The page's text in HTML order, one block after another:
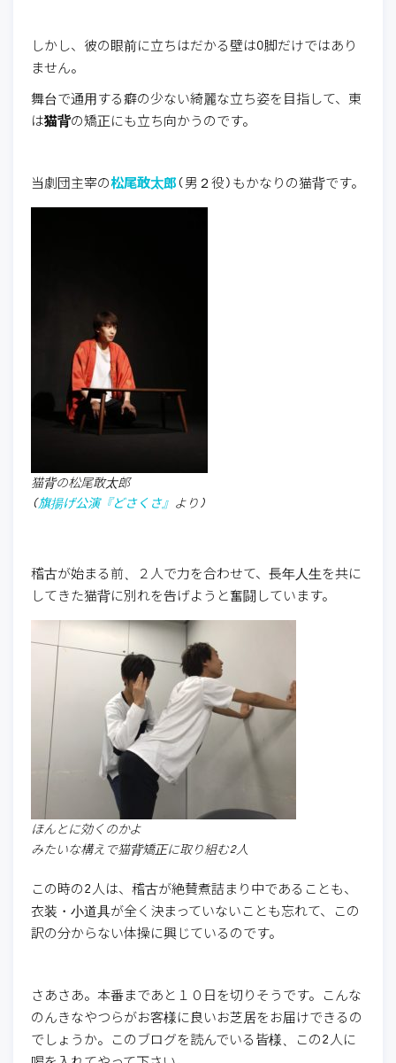
しかし、彼の眼前に立ちはだかる壁はO脚だけではあり
ません。
舞台で通用する癖の少ない綺麗な立ち姿を目指して、東
は猫背の矯正にも立ち向かうのです。
当劇団主宰の松尾敢太郎 (男２役)もかなりの猫背です。
猫背の松尾敢太郎
(旗揚げ公演『どさくさ』 より)
稽古が始まる前、２人で力を合わせて、長年人生を共に
してきた猫背に別れを告げようと奮闘しています。
ほんとに効くのかよ
みたいな構えで猫背矯正に取り組む2人
この時の2人は、稽古が絶賛煮詰まり中であることも、
衣装・小道具が全く決まっていないことも忘れて、この
訳の分からない体操に興じているのです。
さあさあ。本番まであと１０日を切りそうです。こんな
のんきなやつらがお客様に良いお芝居をお届けできるの
でしょうか。このブログを読んでいる皆様、この2人に